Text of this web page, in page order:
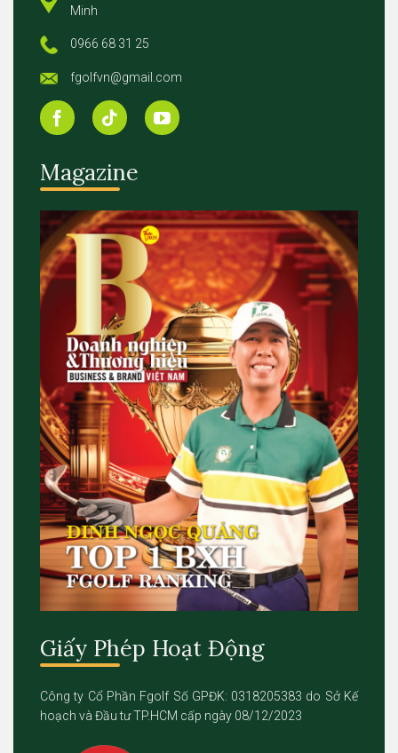
Minh
0966 68 31 25
fgolfvn@gmail.com
Magazine
Giấy Phép Hoạt Động
Công ty Cổ Phần Fgolf Số GPĐK: 0318205383 do Sở Kế
hoạch và Đầu tư TP.HCM cấp ngày 08/12/2023